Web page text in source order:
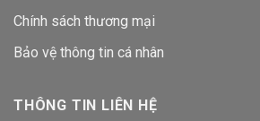
Chính sách thương mại
Bảo vệ thông tin cá nhân
THÔNG TIN LIÊN HỆ